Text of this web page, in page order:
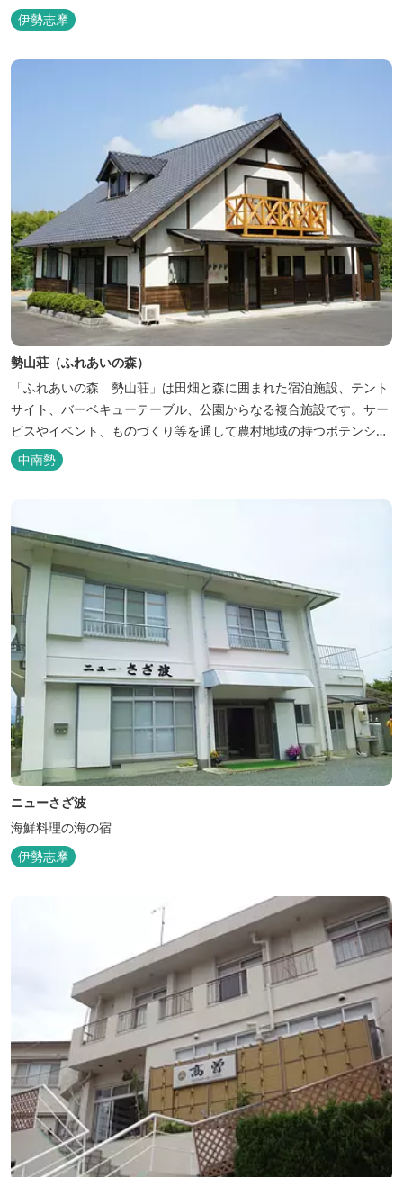
伊勢志摩
勢山荘（ふれあいの森）
「ふれあいの森 勢山荘」は田畑と森に囲まれた宿泊施設、テント
サイト、バーベキューテーブル、公園からなる複合施設です。サー
ビスやイベント、ものづくり等を通して農村地域の持つポテンシャ
ルを発信しています。 めだかやタガメなど水生生物が生息し、初夏
にはホタルが飛び交う「メダカ池」や、約９０００本のあじさいが
植えられた「あじさいの小径」を散策し、遠い昔に過ごした懐かし
中南勢
ニューさざ波
海鮮料理の海の宿
伊勢志摩